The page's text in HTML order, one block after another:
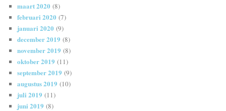
maart 2020 (8)
februari 2020 (7)
januari 2020 (9)
december 2019 (8)
november 2019 (8)
oktober 2019 (11)
september 2019 (9)
augustus 2019 (10)
juli 2019 (11)
juni 2019 (8)